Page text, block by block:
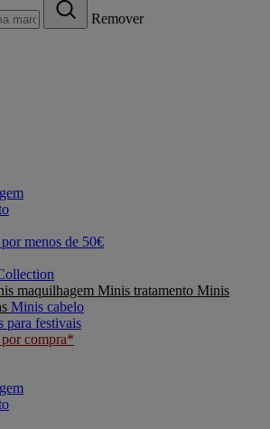
Remover
menos de 50€
maquilhagem Minis tratamento Minis
Minis cabelo
para festivais
por compra*